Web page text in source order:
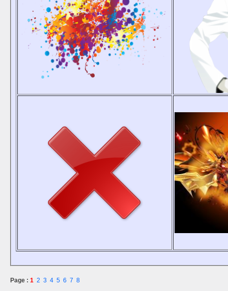
Page : 1 2 3 4 5 6 7 8